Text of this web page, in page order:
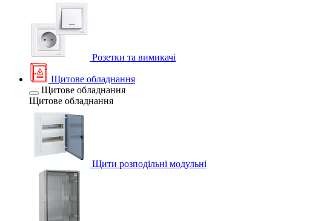
Розетки та вимикачі
Щитове обладнання
Щитове обладнання
Щитове обладнання
Щити розподільні модульні